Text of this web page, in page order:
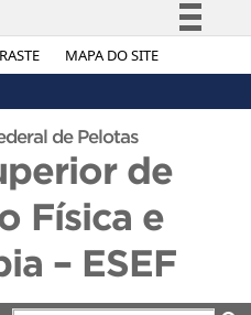
MAPA DO SITE
Simplifique!
Acesso à informação
Legislação
Canais
de Pelotas
de
Física e
– ESEF